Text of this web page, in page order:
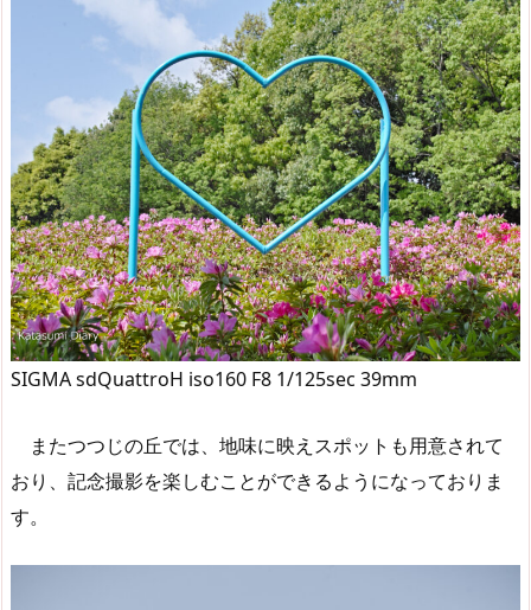
SIGMA sdQuattroH iso160 F8 1/125sec 39mm
またつつじの丘では、地味に映えスポットも用意されて
おり、記念撮影を楽しむことができるようになっておりま
す。